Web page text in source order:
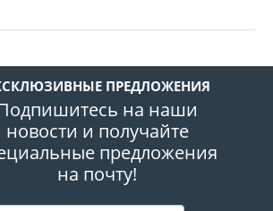
ПРЕДЛОЖЕНИЯ
на наши
новости и получайте
предложения
на почту!